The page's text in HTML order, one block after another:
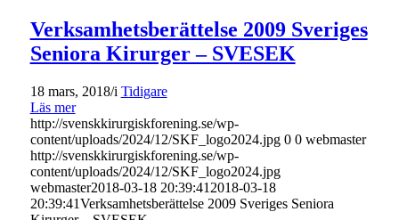
Verksamhetsberättelse 2009 Sveriges
Seniora Kirurger – SVESEK
18 mars, 2018/i Tidigare
Läs mer
http://svenskkirurgiskforening.se/wp-
content/uploads/2024/12/SKF_logo2024.jpg 0 0 webmaster
http://svenskkirurgiskforening.se/wp-
content/uploads/2024/12/SKF_logo2024.jpg
webmaster2018-03-18 20:39:41 2018-03-18
20:39:41Verksamhetsberättelse 2009 Sveriges Seniora